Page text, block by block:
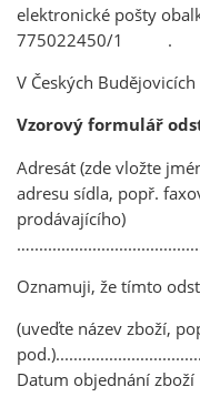
elektronické pošty
775022450/1 .
V Českých
Vzorový formulář
Adresát (zde vložte
adresu sídla, popř.
prodávajícího)
Oznamuji, že tímto
(uveďte název zboží,
Datum objednání zboží